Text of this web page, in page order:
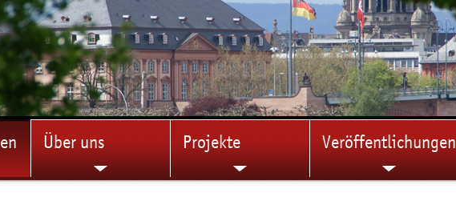
Über uns Projekte Veröffentlichungen